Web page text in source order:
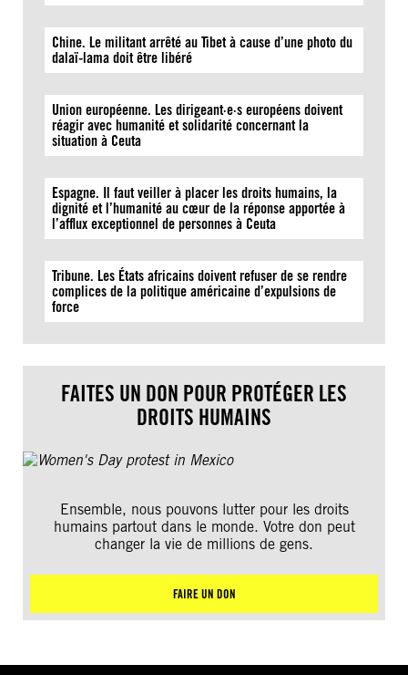
Chine. Le militant arrêté au Tibet à cause d’une photo du
dalaï-lama doit être libéré
Union européenne. Les dirigeant·e·s européens doivent
réagir avec humanité et solidarité concernant la
situation à Ceuta
Espagne. Il faut veiller à placer les droits humains, la
dignité et l’humanité au cœur de la réponse apportée à
l’afflux exceptionnel de personnes à Ceuta
Tribune. Les États africains doivent refuser de se rendre
complices de la politique américaine d’expulsions de
force
FAITES UN DON POUR PROTÉGER LES
DROITS HUMAINS
Ensemble, nous pouvons lutter pour les droits
humains partout dans le monde. Votre don peut
changer la vie de millions de gens.
FAIRE UN DON